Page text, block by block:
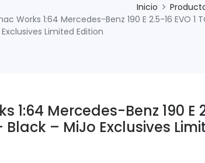
Inicio
Works 1:64 Mercedes-Benz 190 E 2.5-16 EVO 1
Limited Edition
1:64 Mercedes-Benz 190 E
Black – MiJo Exclusives